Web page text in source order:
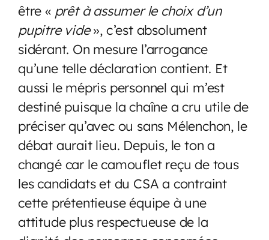
être « prêt à assumer le choix d’un
pupitre vide», c’est absolument
sidérant. On mesure l’arrogance
qu’une telle déclaration contient. Et
aussi le mépris personnel qui m’est
destiné puisque la chaîne a cru utile de
préciser qu’avec ou sans Mélenchon, le
débat aurait lieu. Depuis, le ton a
changé car le camouflet reçu de tous
les candidats et du CSA a contraint
cette prétentieuse équipe à une
attitude plus respectueuse de la